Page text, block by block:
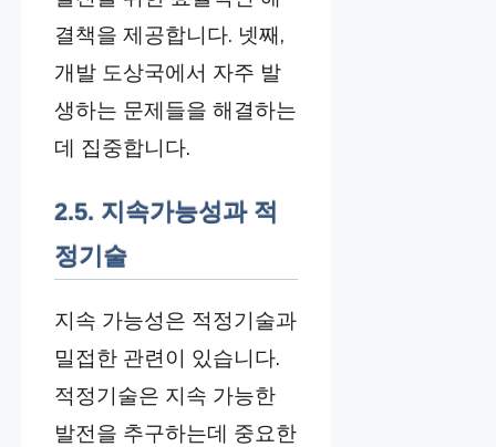
결책을 제공합니다. 넷째,
개발 도상국에서 자주 발
생하는 문제들을 해결하는
데 집중합니다.
2.5. 지속가능성과 적
정기술
지속 가능성은 적정기술과
밀접한 관련이 있습니다.
적정기술은 지속 가능한
발전을 추구하는데 중요한